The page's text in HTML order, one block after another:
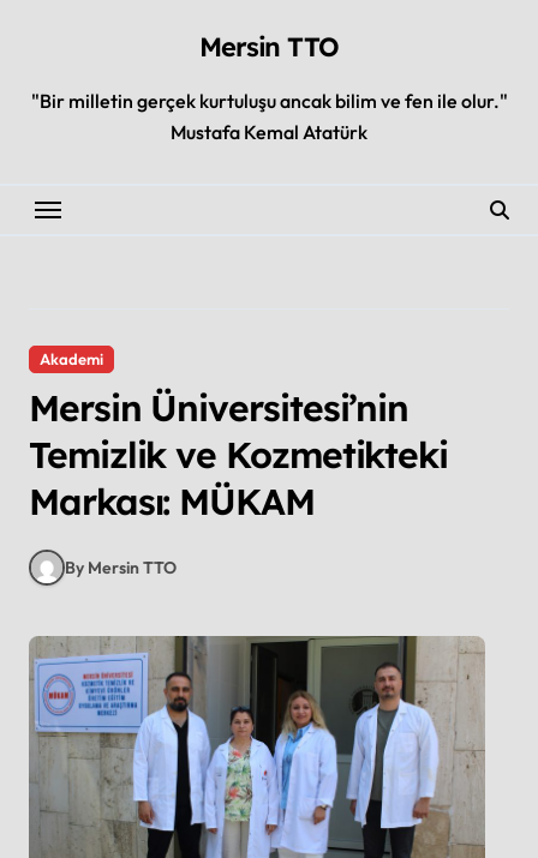
Mersin TTO
"Bir milletin gerçek kurtuluşu ancak bilim ve fen ile olur."
Mustafa Kemal Atatürk
Akademi
Mersin Üniversitesi’nin
Temizlik ve Kozmetikteki
Markası: MÜKAM
By Mersin TTO